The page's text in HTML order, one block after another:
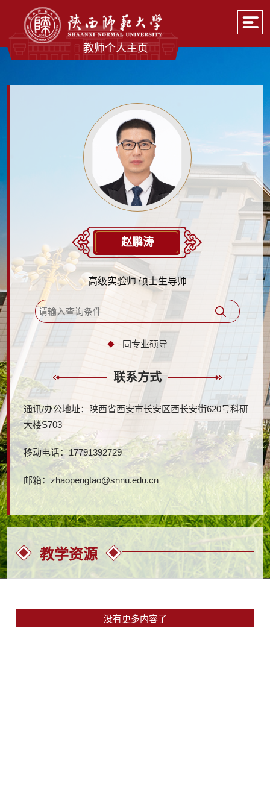
教师个人主页
赵鹏涛
高级实验师 硕士生导师
同专业硕导
联系方式
通讯/办公地址：
陕西省西安市长安区西长安街620号科研
大楼S703
移动电话：17791392729
邮箱：zhaopengtao@snnu.edu.cn
教学资源
没有更多内容了